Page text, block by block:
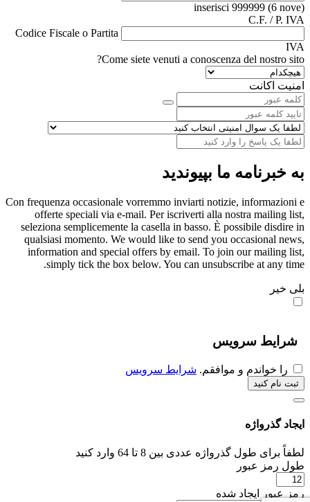
inserisci 999999 (6 nove)
C.F. / P. IVA
Codice Fiscale o Partita
IVA
Come siete venuti a conoscenza del nostro sito?
امنیت اکانت
به خبرنامه ما بپیوندید
Con frequenza occasionale vorremmo inviarti notizie, informazioni e
offerte speciali via e-mail. Per iscriverti alla nostra mailing list,
seleziona semplicemente la casella in basso. È possibile disdire in
qualsiasi momento. We would like to send you occasional news,
information and special offers by email. To join our mailing list,
simply tick the box below. You can unsubscribe at any time.
بلی خیر
شرایط سرویس
را خواندم و موافقم. شرایط سرویس
ایجاد گذرواژه
لطفاً برای طول گذرواژه عددی بین 8 تا 64 وارد کنید
طول رمز عبور
رمز عبور ایجاد شده